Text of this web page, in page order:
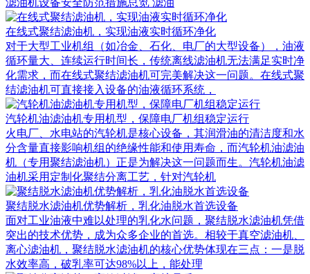
在线式聚结滤油机，实现油液实时循环净化
对于大型工业机组（如冶金、石化、电厂的大型设备），油液
循环量大、连续运行时间长，传统离线滤油机无法满足实时净
化需求，而在线式聚结滤油机可完美解决这一问题。在线式聚
结滤油机可直接接入设备的油液循环系统，
汽轮机油滤油机专用机型，保障电厂机组稳定运行
火电厂、水电站的汽轮机是核心设备，其润滑油的清洁度和水
分含量直接影响机组的绝缘性能和使用寿命，而汽轮机油滤油
机（专用聚结滤油机）正是为解决这一问题而生。汽轮机油滤
油机采用定制化聚结分离工艺，针对汽轮机
聚结脱水滤油机优势解析，乳化油脱水首选设备
面对工业油液中难以处理的乳化水问题，聚结脱水滤油机凭借
突出的技术优势，成为众多企业的首选。相较于真空滤油机、
离心滤油机，聚结脱水滤油机的核心优势体现在三点：一是脱
水效率高，破乳率可达98%以上，能处理